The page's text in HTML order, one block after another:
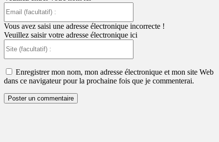
:
Vous avez saisi une adresse électronique incorrecte !
Veuillez saisir votre adresse électronique ici
:
Enregistrer mon nom, mon adresse électronique et mon site Web
dans ce navigateur pour la prochaine fois que je commenterai.